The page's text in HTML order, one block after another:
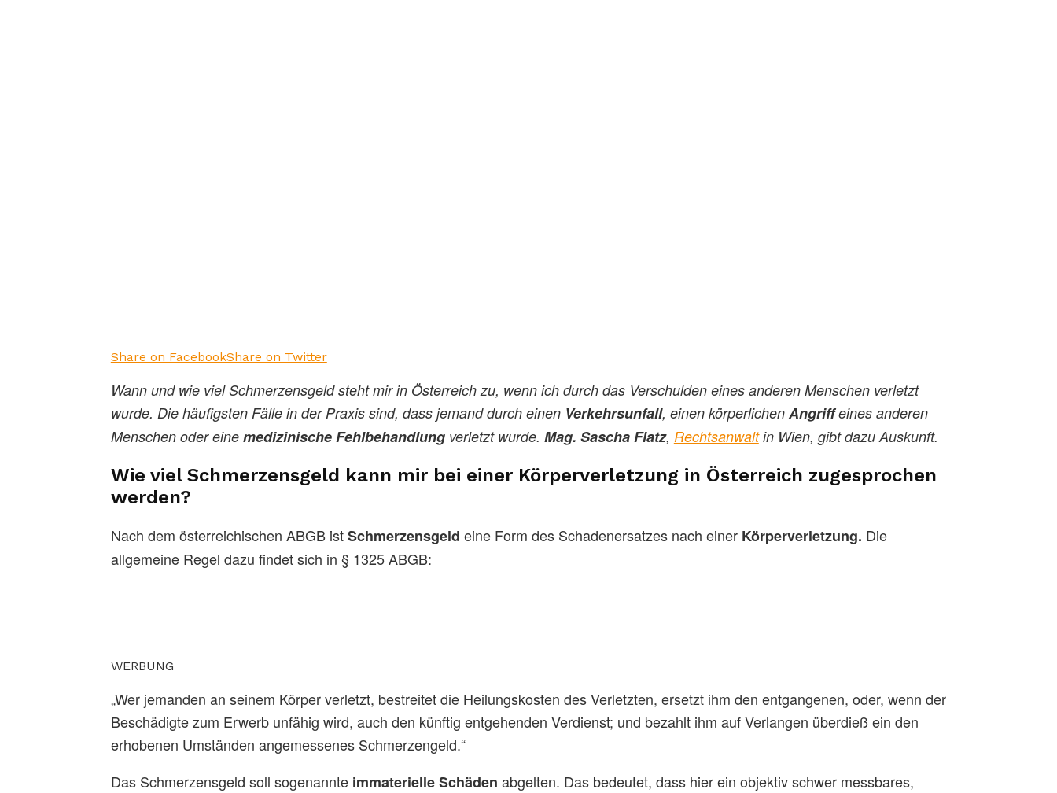
Share on FacebookShare on Twitter
Wann und wie viel Schmerzensgeld steht mir in Österreich zu, wenn ich durch das Verschulden eines anderen Menschen verletzt
wurde. Die häufigsten Fälle in der Praxis sind, dass jemand durch einen Verkehrsunfall, einen körperlichen Angriffeines anderen
Menschen oder eine medizinische Fehlbehandlungverletzt wurde. Mag. Sascha Flatz, Rechtsanwaltin Wien, gibt dazu Auskunft.
Wie viel Schmerzensgeld kann mir bei einer Körperverletzung in Österreich zugesprochen
werden?
Nach dem österreichischen ABGB istSchmerzensgeld eine Form des Schadenersatzes nach einer Körperverletzung. Die
allgemeine Regel dazu findet sich in § 1325 ABGB:
WERBUNG
„Wer jemanden an seinem Körper verletzt, bestreitet die Heilungskosten des Verletzten, ersetzt ihm den entgangenen, oder, wenn der
Beschädigte zum Erwerb unfähig wird, auch den künftig entgehenden Verdienst; und bezahlt ihm auf Verlangen überdieß ein den
erhobenen Umständen angemessenes Schmerzengeld.“
Das Schmerzensgeld soll sogenannte immaterielle Schäden abgelten. Das bedeutet, dass hier ein objektiv schwer messbares,